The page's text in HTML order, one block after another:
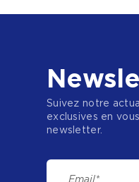
Suivez notre
exclusives en
newsletter.